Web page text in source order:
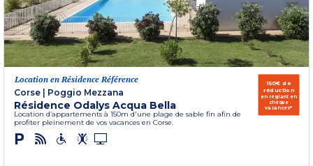
Location en Résidence Référence
Corse
Poggio Mezzana
Résidence Odalys Acqua Bella
Location d’appartements à 150m d'une plage de sable fin afin de
profiter pleinement de vos vacances en Corse.
150€ de
réduction
en réglant en
chèque
vacances*